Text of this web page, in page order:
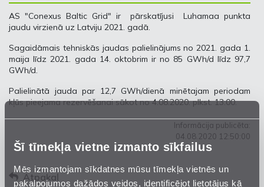
Šī tīmekļa vietne izmanto sīkfailus
Mēs izmantojam sīkdatnes mūsu tīmekļa vietnēs un
pakalpojumos dažādos veidos, identificējot lietotājus kā
AS "Conexus Baltic Grid" ir pārskatījusi Luhamaa punkta
jaudu virzienā uz Latviju 2021. gadā.
Sagaidāmais tehniskās jaudas palielinājums no 2021. gada 1.
maija līdz 2021. gada 14. oktobrim ir no 85 GWh/d līdz 97,7
GWh/d.
Palielinātā jauda par 12,7 GWh/dienā minētajam periodam
kļūs pieejama rezervēšanai sākot no 4.08.2020. plkst. 13:00.
Informācija publicēta:
04.08.2020 12:50:00
Atpakaļ